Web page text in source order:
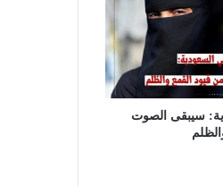
سيبقى الصوت